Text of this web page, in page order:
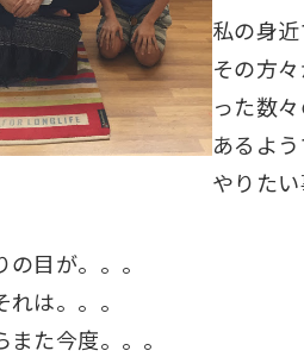
私の身近
その方
った数
あるよう
やりた
目が。。。
は。。。
た今度。。。